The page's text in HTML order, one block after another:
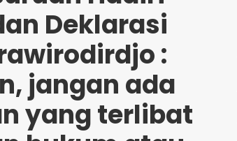
Deklarasi
:
jangan ada
yang terlibat